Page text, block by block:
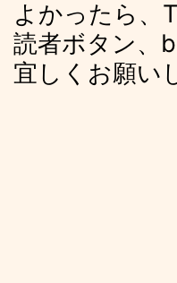
よかったら、
読者ボタン、
宜しくお願い